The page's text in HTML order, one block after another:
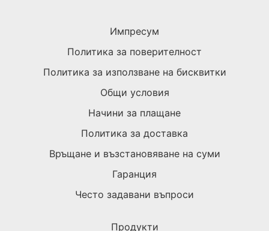
Импресум
Политика за поверителност
Политика за използване на бисквитки
Общи условия
Начини за плащане
Политика за доставка
Връщане и възстановяване на суми
Гаранция
Често задавани въпроси
Продукти